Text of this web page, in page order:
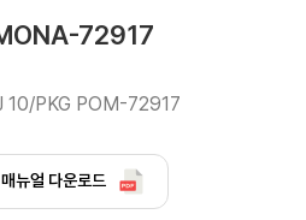
72917
PKG POM-72917
매뉴얼 다운로드